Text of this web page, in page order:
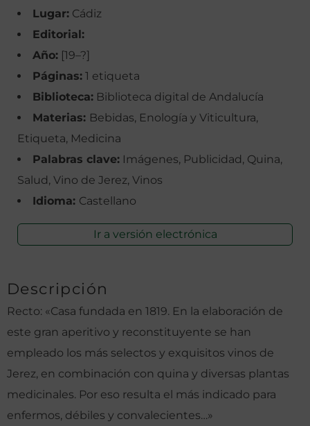
Lugar: Cádiz
Editorial:
Año: [19–?]
Páginas: 1 etiqueta
Biblioteca: Biblioteca digital de Andalucía
Materias: Bebidas, Enología y Viticultura,
Etiqueta, Medicina
Palabras clave: Imágenes, Publicidad, Quina,
Salud, Vino de Jerez, Vinos
Idioma: Castellano
Ir a versión electrónica
Descripción
Recto: «Casa fundada en 1819. En la elaboración de
este gran aperitivo y reconstituyente se han
empleado los más selectos y exquisitos vinos de
Jerez, en combinación con quina y diversas plantas
medicinales. Por eso resulta el más indicado para
enfermos, débiles y convalecientes…»